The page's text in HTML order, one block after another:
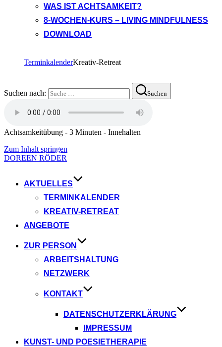
WAS IST ACHTSAMKEIT?
8-WOCHEN-KURS – LIVING MINDFULNESS
DOWNLOAD
TerminkalenderKreativ-Retreat
Suchen nach: Suchen
Achtsamkeitübung - 3 Minuten - Innehalten
Zum Inhalt springen
DOREEN RÖDER
AKTUELLES
TERMINKALENDER
KREATIV-RETREAT
ANGEBOTE
ZUR PERSON
ARBEITSHALTUNG
NETZWERK
KONTAKT
DATENSCHUTZERKLÄRUNG
IMPRESSUM
KUNST- UND POESIETHERAPIE